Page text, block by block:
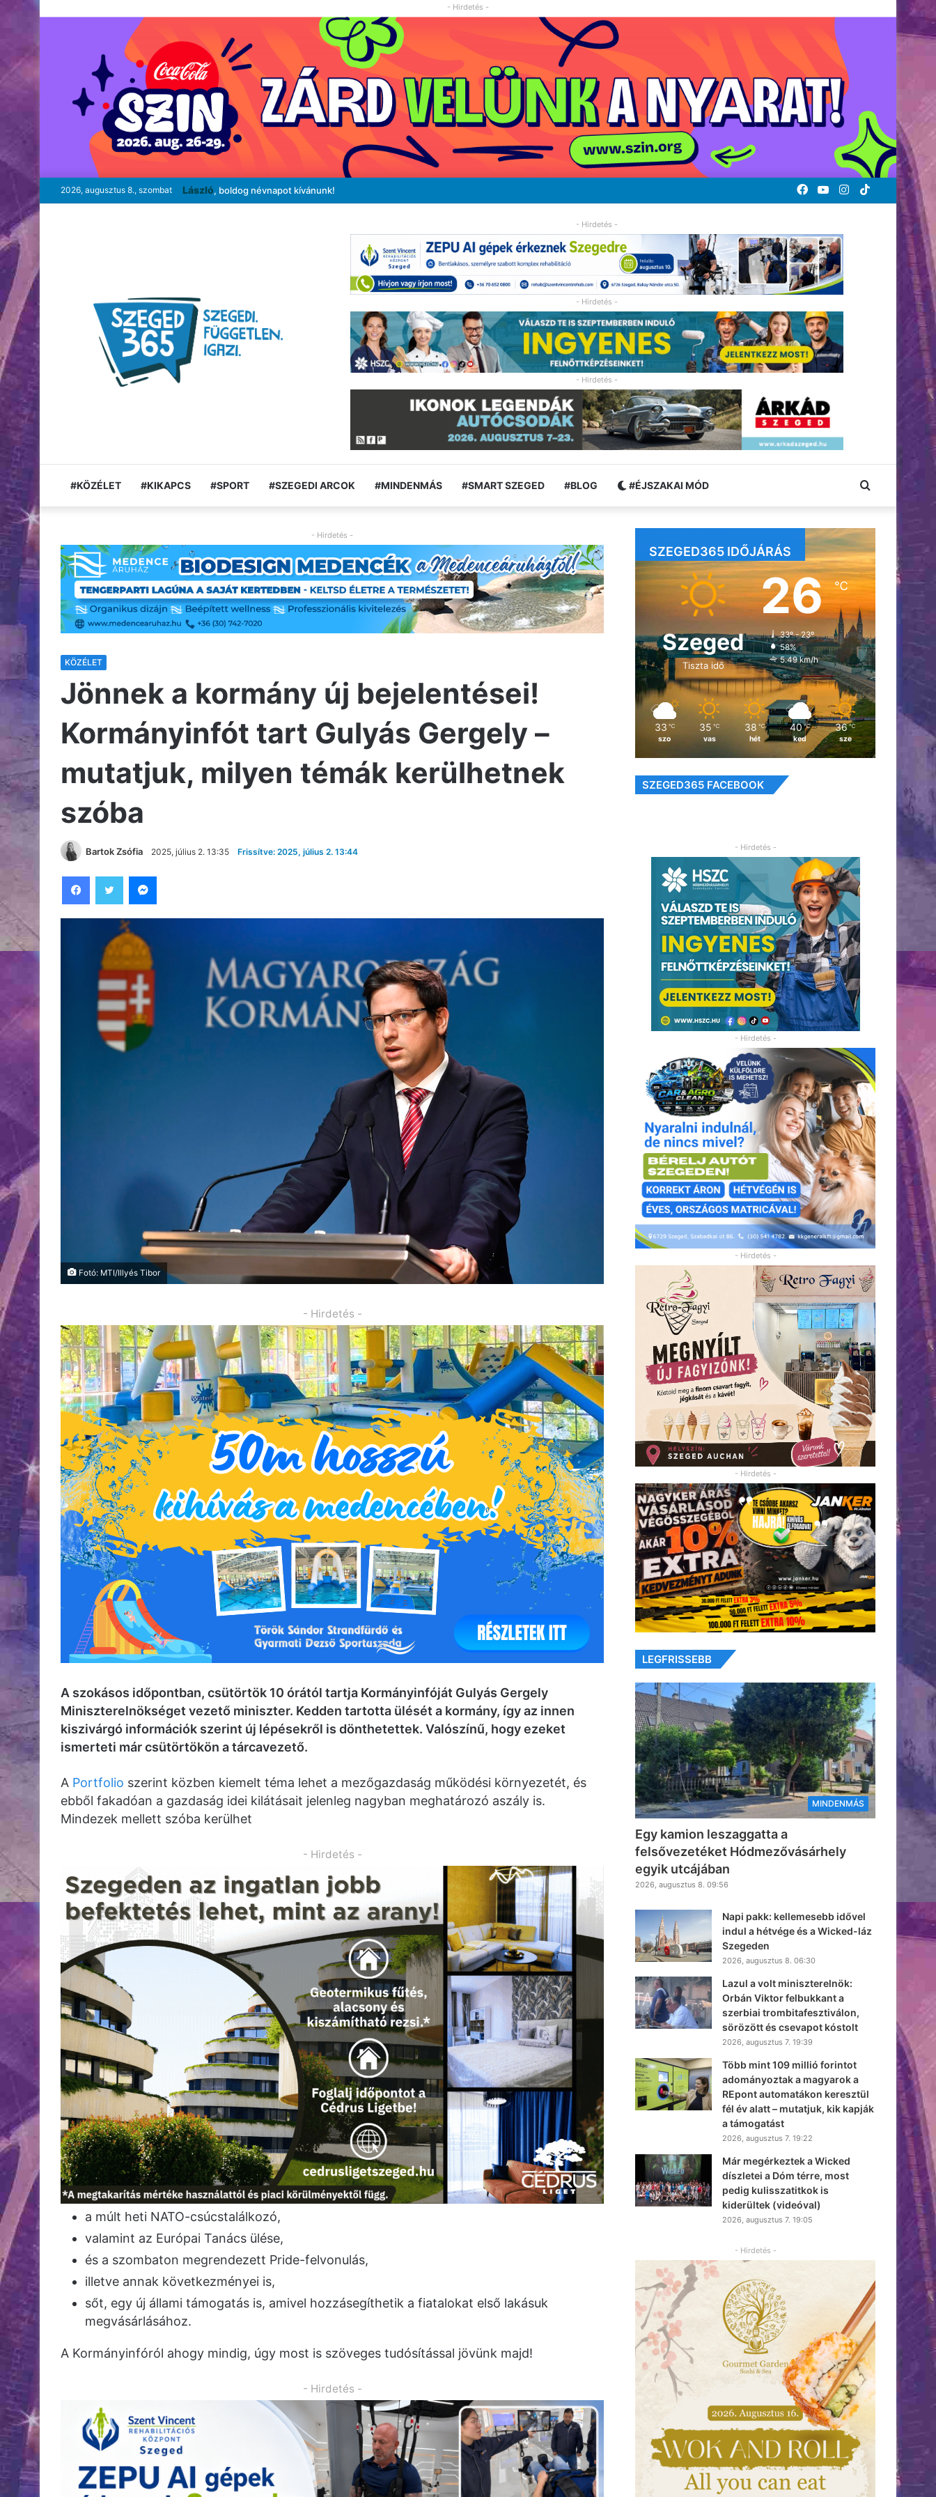
- Hirdetés -
2026, augusztus 8., szombat László, boldog névnapot kívánunk! TikTok
Instagram
YouTube
Facebook
- Hirdetés -
- Hirdetés -
- Hirdetés -
#KÖZÉLET #KIKAPCS #SPORT #SZEGEDI ARCOK #MINDENMÁS #SMART SZEGED #BLOG #ÉJSZAKAI MÓD Keresés:
- Hirdetés -
KÖZÉLET
Jönnek a kormány új bejelentései!
Kormányinfót tart Gulyás Gergely –
mutatjuk, milyen témák kerülhetnek
szóba
Bartok Zsófia 2025, július 2. 13:35 Frissítve: 2025, július 2. 13:44
Fotó: MTI/Illyés Tibor
- Hirdetés -
A szokásos időpontban, csütörtök 10 órától tartja Kormányinfóját Gulyás Gergely
Miniszterelnökséget vezető miniszter. Kedden tartotta ülését a kormány, így az innen
kiszivárgó információk szerint új lépésekről is dönthetettek. Valószínű, hogy ezeket
ismerteti már csütörtökön a tárcavezető.
A Portfolio szerint közben kiemelt téma lehet a mezőgazdaság működési környezetét, és
ebből fakadóan a gazdaság idei kilátásait jelenleg nagyban meghatározó aszály is.
Mindezek mellett szóba kerülhet
- Hirdetés -
a múlt heti NATO-csúcstalálkozó,
valamint az Európai Tanács ülése,
és a szombaton megrendezett Pride-felvonulás,
illetve annak következményei is,
sőt, egy új állami támogatás is, amivel hozzásegíthetik a fiatalokat első lakásuk
megvásárlásához.
A Kormányinfóról ahogy mindig, úgy most is szöveges tudósítással jövünk majd!
- Hirdetés -
SZEGED365 IDŐJÁRÁS
Szeged
Tiszta idő
26℃
33º - 23º
58%
5.49 km/h
33 ℃
szo
35 ℃
vas
38 ℃
hét
40 ℃
ked
36 ℃
sze
SZEGED365 FACEBOOK
- Hirdetés -
- Hirdetés -
- Hirdetés -
- Hirdetés -
LEGFRISSEBB
MINDENMÁS
Egy kamion leszaggatta a
felsővezetéket Hódmezővásárhely
egyik utcájában
2026, augusztus 8. 09:56
Napi pakk: kellemesebb idővel
indul a hétvége és a Wicked-láz
Szegeden
2026, augusztus 8. 06:30
Lazul a volt miniszterelnök:
Orbán Viktor felbukkant a
szerbiai trombitafesztiválon,
sörözött és csevapot kóstolt
2026, augusztus 7. 19:39
Több mint 109 millió forintot
adományoztak a magyarok a
REpont automatákon keresztül
fél év alatt – mutatjuk, kik kapják
a támogatást
2026, augusztus 7. 19:22
Már megérkeztek a Wicked
díszletei a Dóm térre, most
pedig kulisszatitkok is
kiderültek (videóval)
2026, augusztus 7. 19:05
- Hirdetés -